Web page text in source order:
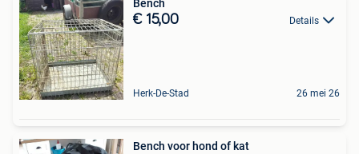
Bench
€ 15,00 Details
Herk-De-Stad 26 mei 26
Bench voor hond of kat